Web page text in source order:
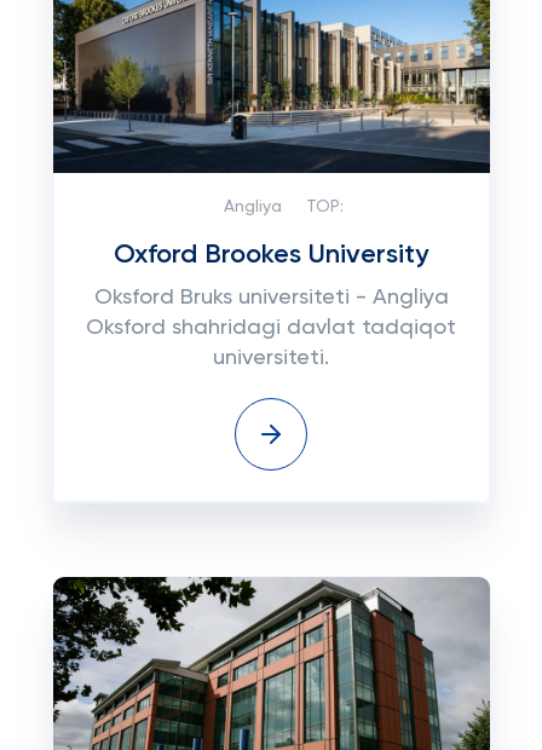
Angliya TOP:
Oxford Brookes University
Oksford Bruks universiteti - Angliya
Oksford shahridagi davlat tadqiqot
universiteti.